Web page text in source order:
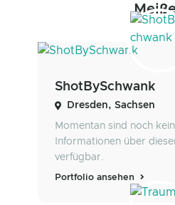
ShotBySchwank
Dresden, Sachsen
Momentan sind noch
Informationen über
verfügbar.
Portfolio ansehen